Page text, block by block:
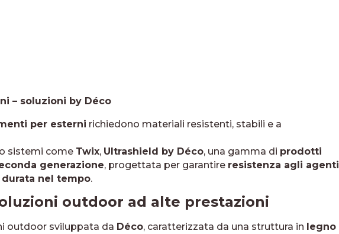
– soluzioni by Déco
per esterni richiedono materiali resistenti, stabili e a
sistemi come Twix, Ultrashield by Déco, una gamma di prodotti
generazione, progettata per garantire resistenza agli agenti
durata nel tempo.
outdoor ad alte prestazioni
outdoor sviluppata da Déco, caratterizzata da una struttura in legno